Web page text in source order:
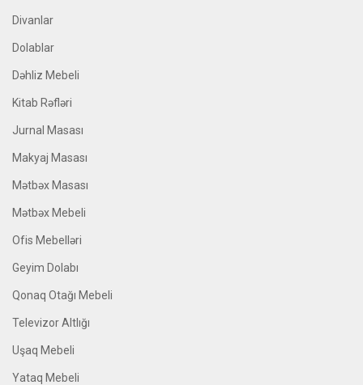
Divanlar
Dolablar
Dəhliz Mebeli
Kitab Rəfləri
Jurnal Masası
Makyaj Masası
Mətbəx Masası
Mətbəx Mebeli
Ofis Mebelləri
Geyim Dolabı
Qonaq Otağı Mebeli
Televizor Altlığı
Uşaq Mebeli
Yataq Mebeli